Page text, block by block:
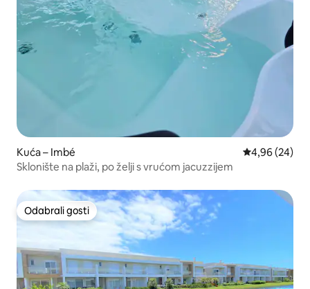
Kuća – Imbé Prosječna
4,96 (24)
Sklonište na plaži, po želji s vrućom jacuzzijem
Odabrali gosti
Odabrali gosti